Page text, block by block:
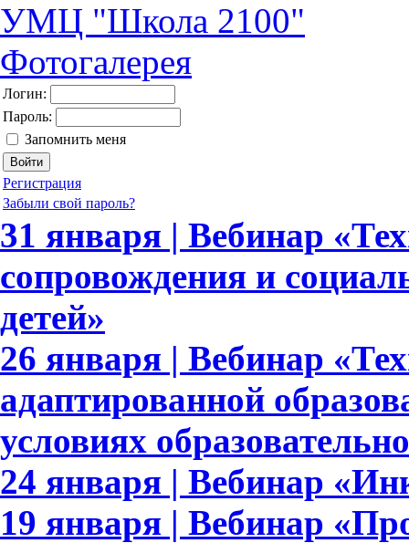
УМЦ "Школа 2100"
Фотогалерея
Логин:
Пароль:
Запомнить меня
Регистрация
Забыли свой пароль?
31 января | Вебинар
сопровождения и
детей»
26 января | Вебинар
адаптированной
условиях
24 января | Вебинар
19 января | Вебинар